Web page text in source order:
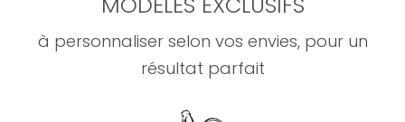
à personnaliser selon vos envies, pour un
résultat parfait